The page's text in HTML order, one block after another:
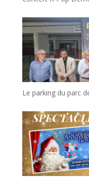
Le parking du parc